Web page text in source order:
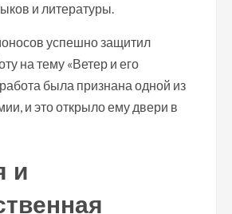
и литературы.
успешно защитил
на тему «Ветер и его
была признана одной из
и это открыло ему двери в
и